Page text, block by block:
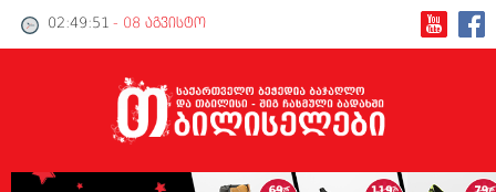
02:49:52 - 08 აგვისტო